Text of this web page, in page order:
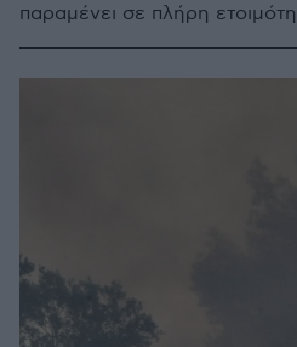
παραμένει σε πλήρη